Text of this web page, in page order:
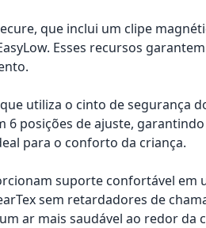
que inclui um clipe
Esses recursos
utiliza o cinto de segurança
6 posições de ajuste,
para o conforto da criança.
suporte confortável em
sem retardadores de
ar mais saudável ao redor da